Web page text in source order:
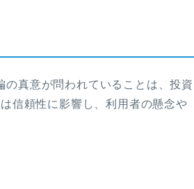
真意が問われていることは、投資
信頼性に影響し、利用者の懸念や